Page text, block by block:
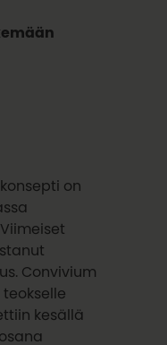
on
Convivium
kesällä